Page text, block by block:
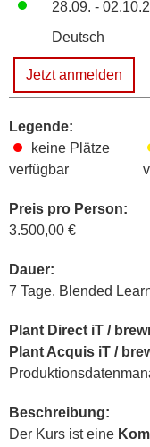
28.09. -
Deutsch
Jetzt anmelden
Legende:
keine Plätze
verfügbar
Preis pro Person:
3.500,00 €
Dauer:
7 Tage. Blended
Plant Direct iT /
Plant Acquis iT /
Beschreibung:
Der Kurs ist eine